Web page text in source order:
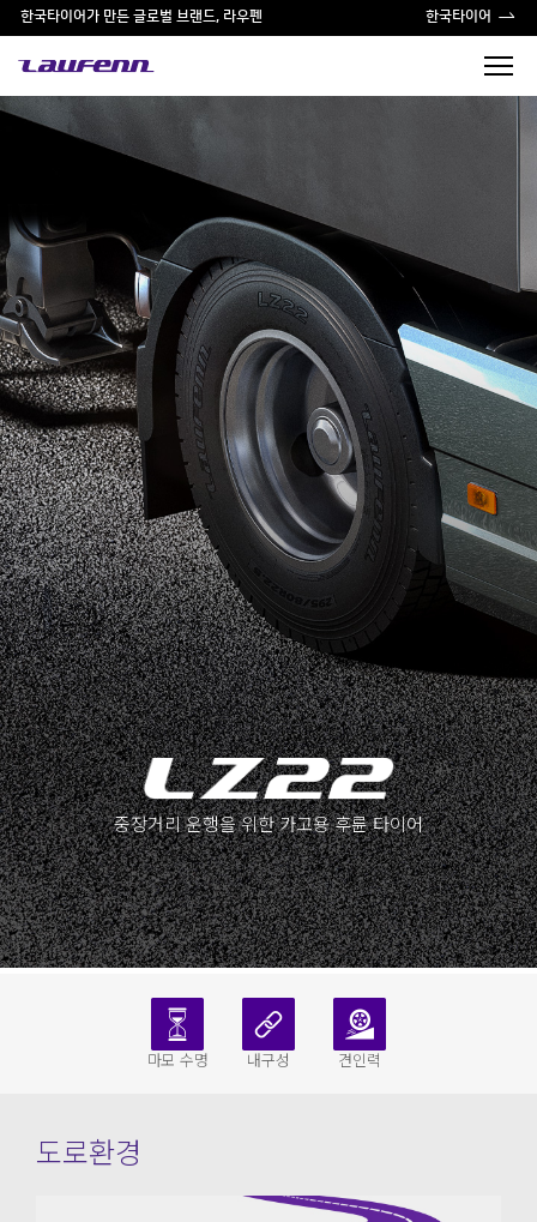
한국타이어가 만든 글로벌 브랜드, 라우펜 한국타이어
중장거리 운행을 위한 카고용 후륜 타이어
마모 수명 내구성 견인력
도로환경